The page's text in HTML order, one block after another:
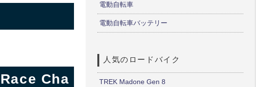
Cha
電動自転車
電動自転車バッテリー
人気のロードバイク
TREK Madone Gen 8